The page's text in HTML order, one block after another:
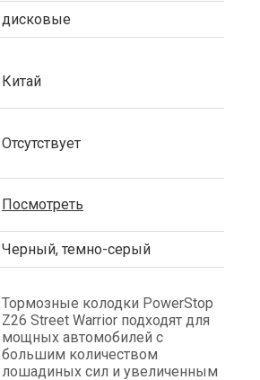
дисковые
Китай
Отсутствует
Посмотреть
Черный, темно-серый
Тормозные колодки PowerStop
Z26 Street Warrior подходят для
мощных автомобилей с
большим количеством
лошадиных сил и увеличенным